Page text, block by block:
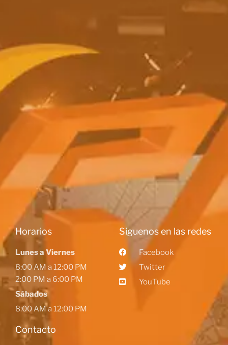
Horarios
Lunes a Viernes
8:00 AM a 12:00 PM
2:00 PM a 6:00 PM
Sábados
8:00 AM a 12:00 PM
Contacto
Siguenos en las redes
Facebook
Twitter
YouTube